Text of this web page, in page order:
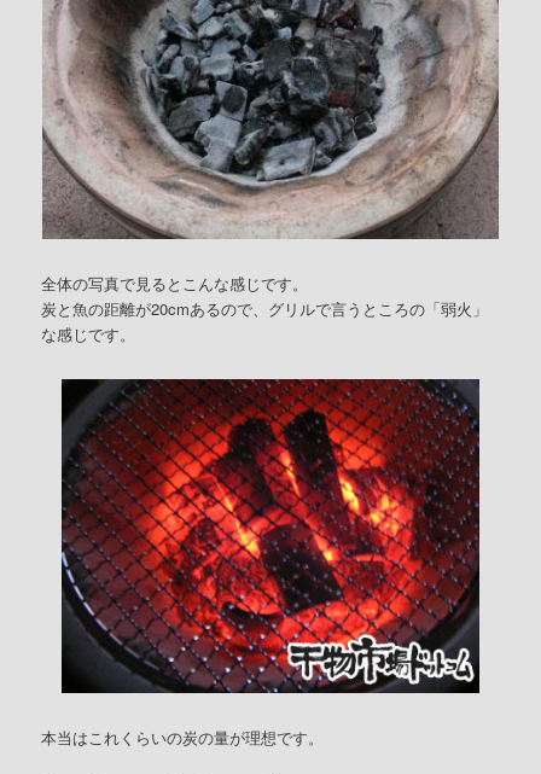
全体の写真で見るとこんな感じです。
炭と魚の距離が20cmあるので、グリルで言うところの「弱火」
な感じです。
本当はこれくらいの炭の量が理想です。